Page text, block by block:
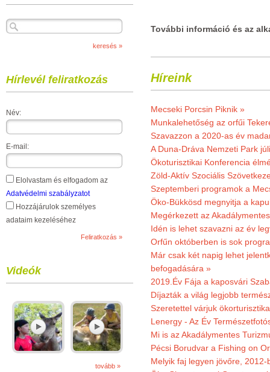
Hírlevél feliratkozás
Név:
E-mail:
Elolvastam és elfogadom az
Adatvédelmi szabályzatot
Hozzájárulok személyes
adataim kezeléséhez
Videók
tovább »
További információ és az
Híreink
Mecseki Porcsin Piknik »
Munkalehetőség az orfűi
Szavazzon a 2020-as év
A Duna-Dráva Nemzeti Park
Ökoturisztikai Konferencia
Zöld-Aktív Szociális
Szeptemberi programok a
Öko-Bükkösd megnyitja a
Megérkezett az
Idén is lehet szavazni az év
Orfűn októberben is sok
Már csak két napig lehet
befogadására »
2019.Év Fája a kaposvári
Díjazták a világ legjobb
Szeretettel várjuk
Lenergy - Az Év
Mi is az Akadálymentes
Pécsi Borudvar a Fishing on
Melyik faj legyen jövőre,